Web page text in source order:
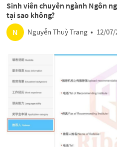
Sinh viên chuyên ngành Ngôn
tại sao không?
N
Nguyễn Thuỳ Trang • 12/07/